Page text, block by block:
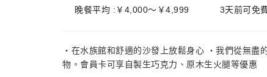
晚餐平均 :￥4,000～￥4,999 3天前可免
・在水族館和舒適的沙發上放鬆身心 ・我們從無
物。會員卡可享自製生巧克力、原木生火腿等優惠